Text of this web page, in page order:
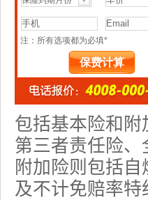
包括基本险和
第三者责任险、
附加险则包括自
及不计免赔率特